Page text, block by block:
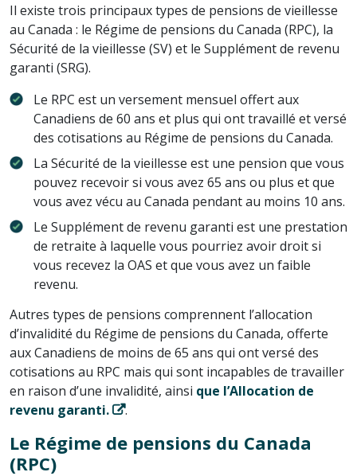
Il existe trois principaux types de pensions de vieillesse
au Canada : le Régime de pensions du Canada (RPC), la
Sécurité de la vieillesse (SV) et le Supplément de revenu
garanti (SRG).
Le RPC est un versement mensuel offert aux
Canadiens de 60 ans et plus qui ont travaillé et versé
des cotisations au Régime de pensions du Canada.
La Sécurité de la vieillesse est une pension que vous
pouvez recevoir si vous avez 65 ans ou plus et que
vous avez vécu au Canada pendant au moins 10 ans.
Le Supplément de revenu garanti est une prestation
de retraite à laquelle vous pourriez avoir droit si
vous recevez la OAS et que vous avez un faible
revenu.
Autres types de pensions comprennent l’allocation
d’invalidité du Régime de pensions du Canada, offerte
aux Canadiens de moins de 65 ans qui ont versé des
cotisations au RPC mais qui sont incapables de travailler
en raison d’une invalidité, ainsi que l’Allocation de
revenu garanti.
.
Le Régime de pensions du Canada
(RPC)